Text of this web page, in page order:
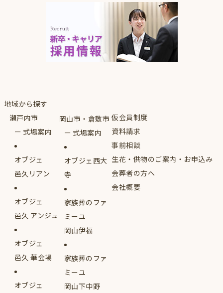
地域から探す
瀬戸内市
式場案内
オブジェ
邑久リアン
オブジェ
邑久 アンジュ
オブジェ
邑久 華会場
オブジェ
岡山市・倉敷市
式場案内
オブジェ西大
寺
家族葬のファ
ミーユ
岡山伊福
家族葬のファ
ミーユ
岡山下中野
仮会員制度
資料請求
事前相談
生花・供物のご案内・お申込み
会葬者の方へ
会社概要